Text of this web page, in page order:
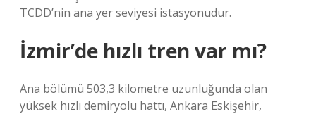
TCDD’nin ana yer seviyesi istasyonudur.
İzmir’de hızlı tren var mı?
Ana bölümü 503,3 kilometre uzunluğunda olan
yüksek hızlı demiryolu hattı, Ankara Eskişehir,